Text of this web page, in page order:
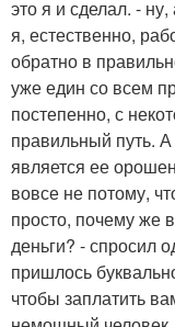
это я и сделал. -
я, естественно,
обратно в
уже един со всем
постепенно, с
правильный путь.
является ее
вовсе не потому,
просто, почему же
деньги? - спросил
пришлось
чтобы заплатить